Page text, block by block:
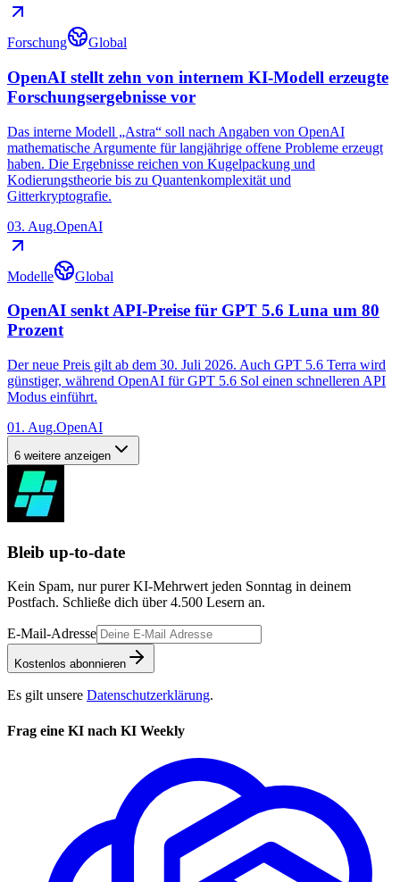
Forschung Global
OpenAI stellt zehn von internem KI-Modell erzeugte
Forschungsergebnisse vor
Das interne Modell „Astra“ soll nach Angaben von OpenAI
mathematische Argumente für langjährige offene Probleme erzeugt
haben. Die Ergebnisse reichen von Kugelpackung und
Kodierungstheorie bis zu Quantenkomplexität und
Gitterkryptografie.
03. Aug.OpenAI
Modelle Global
OpenAI senkt API-Preise für GPT 5.6 Luna um 80
Prozent
Der neue Preis gilt ab dem 30. Juli 2026. Auch GPT 5.6 Terra wird
günstiger, während OpenAI für GPT 5.6 Sol einen schnelleren API
Modus einführt.
01. Aug.OpenAI
6 weitere anzeigen
Bleib up-to-date
Kein Spam, nur purer KI-Mehrwert jeden Sonntag in deinem
Postfach. Schließe dich über4.500 Lesern an.
E-Mail-Adresse
Kostenlos abonnieren
Es gilt unsere Datenschutzerklärung.
Frag eine KI nach KI Weekly